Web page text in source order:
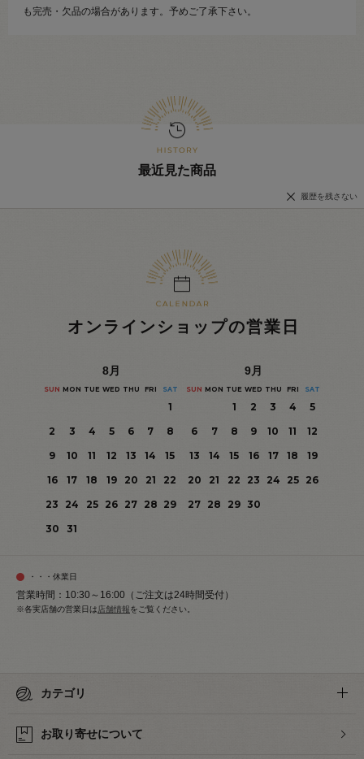
も完売・欠品の場合があります。予めご了承下さい。
最近見た商品
履歴を残さない
オンラインショップの営業日
8月
SUN MON TUE WED THU FRI SAT
1
2
3 4 5 6 7
8
9
10 11 12 13 14
15
16
17 18 19 20 21
22
23
24 25 26 27 28 29
30
31
9月
SUN MON TUE WED THU FRI SAT
1 2 3 4
5
6
7 8 9 10 11
12
13
14 15 16 17 18
19
20
21 22 23 24 25
26
27 28 29 30
・・・休業日
営業時間：10:30～16:00（ご注文は24時間受付）
※各実店舗の営業日は 店舗情報をご覧ください。
カテゴリ
お取り寄せについて